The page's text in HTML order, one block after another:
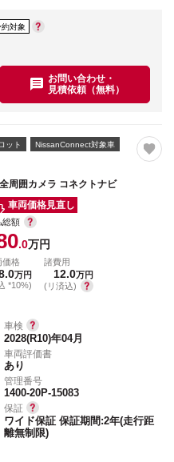
対象
お問い合わせ・
見積依頼（無料）
ット NissanConnect対象車
周囲カメラ コネクトナビ
車両価格見直し
総額
.0万円
価格
万円
*10%)
諸費用
12.0万円
(リ済込)
車検
2028(R10)年04月
車両評価書
あり
管理番号
1400-20P-15083
保証
ワイド保証 保証期間:2年(走行距
離無制限)